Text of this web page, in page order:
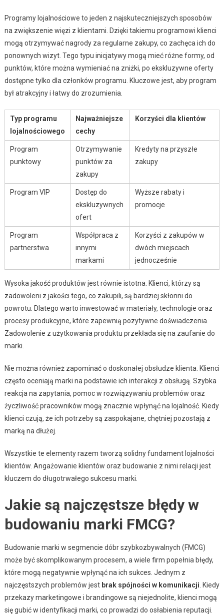
Programy lojalnościowe to jeden z najskuteczniejszych sposobów
na zwiększenie więzi z klientami. Dzięki takiemu programowi klienci
mogą otrzymywać nagrody za regularne zakupy, co zachęca ich do
ponownych wizyt. Tego typu inicjatywy mogą mieć różne formy, od
punktów, które można wymieniać na zniżki, po ekskluzywne oferty
dostępne tylko dla członków programu. Kluczowe jest, aby program
był atrakcyjny i łatwy do zrozumienia.
Typ programu
lojalnościowego
Najważniejsze
cechy
Korzyści dla klientów
Program
punktowy
Otrzymywanie
punktów za
zakupy
Kredyty na przyszłe
zakupy
Program VIP
Dostęp do
ekskluzywnych
ofert
Wyższe rabaty i
promocje
Program
partnerstwa
Współpraca z
innymi
markami
Korzyści z zakupów w
dwóch miejscach
jednocześnie
Wysoka jakość produktów jest równie istotna. Klienci, którzy są
zadowoleni z jakości tego, co zakupili, są bardziej skłonni do
powrotu. Dlatego warto inwestować w materiały, technologie oraz
procesy produkcyjne, które zapewnią pozytywne doświadczenia.
Zadowolenie z użytkowania produktu przekłada się na zaufanie do
marki.
Nie można również zapominać o doskonałej obsłudze klienta. Klienci
często oceniają marki na podstawie ich interakcji z obsługą. Szybka
reakcja na zapytania, pomoc w rozwiązywaniu problemów oraz
życzliwość pracowników mogą znacznie wpłynąć na lojalność. Kiedy
klienci czują, że ich potrzeby są zaspokajane, chętniej pozostają z
marką na dłużej.
Wszystkie te elementy razem tworzą solidny fundament lojalności
klientów. Angażowanie klientów oraz budowanie z nimi relacji jest
kluczem do długotrwałego sukcesu marki.
Jakie są najczęstsze błędy w
budowaniu marki FMCG?
Budowanie marki w segmencie dóbr szybkozbywalnych (FMCG)
może być skomplikowanym procesem, a wiele firm popełnia błędy,
które mogą negatywnie wpłynąć na ich sukces. Jednym z
najczęstszych problemów jest brak spójności w komunikacji . Kiedy
przekazy marketingowe i brandingowe są niejednolite, klienci mogą
się gubić w identyfikacji marki, co prowadzi do osłabienia reputacji.